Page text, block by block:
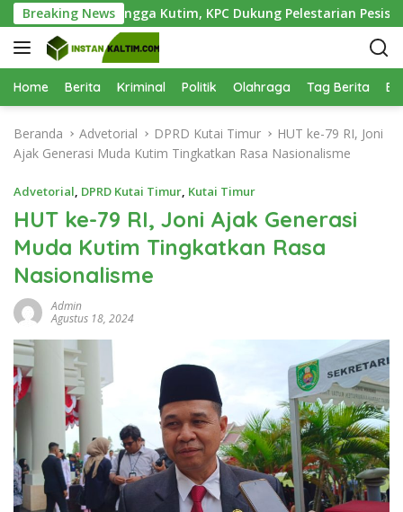
a
g
u
Breaking News
Teluk Lingga Kutim, KPC Dukung Pelestarian Pesisir
Home Berita Kriminal Politik Olahraga Tag Berita
Beranda Advetorial DPRD Kutai Timur
HUT ke-79 RI, Joni
Ajak Generasi Muda Kutim Tingkatkan Rasa Nasionalisme
Advetorial, DPRD Kutai Timur, Kutai Timur
HUT ke-79 RI, Joni Ajak Generasi
Muda Kutim Tingkatkan Rasa
Nasionalisme
Admin
Agustus 18, 2024